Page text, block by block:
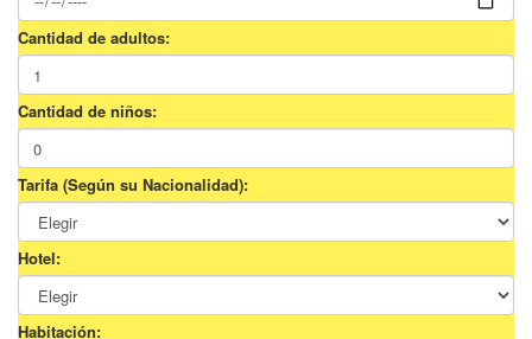
Cantidad de adultos:
Cantidad de niños:
Tarifa (Según su Nacionalidad):
Hotel:
Habitación: